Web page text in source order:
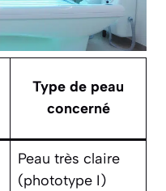
Type de peau
concerné
Peau très claire
(phototype I)